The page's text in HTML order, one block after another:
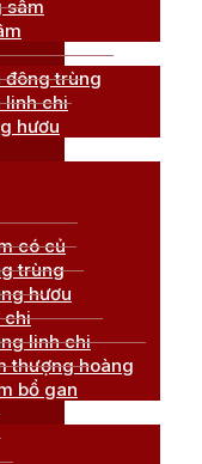
sâm
trùng
linh chi
hươu
có củ
trùng
hươu
chi
linh chi
thượng hoàng
bổ gan